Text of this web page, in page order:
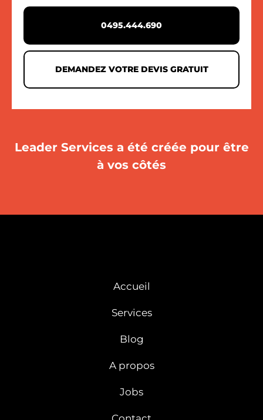
0495.444.690
DEMANDEZ VOTRE DEVIS GRATUIT
Leader Services a été créée pour être
à vos côtés
Accueil
Services
Blog
A propos
Jobs